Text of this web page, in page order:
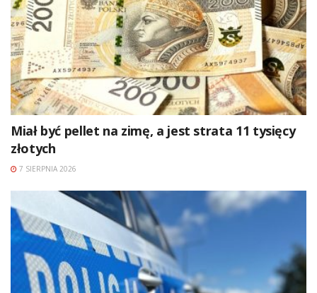
Miał być pellet na zimę, a jest strata 11 tysięcy
złotych
7 SIERPNIA 2026